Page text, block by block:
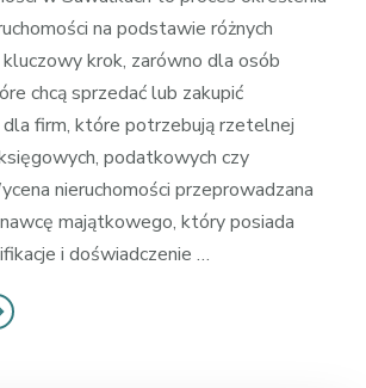
na podstawie różnych
krok, zarówno dla osób
chcą sprzedać lub zakupić
dla firm, które potrzebują rzetelnej
podatkowych czy
nieruchomości przeprowadzana
majątkowego, który posiada
i doświadczenie …